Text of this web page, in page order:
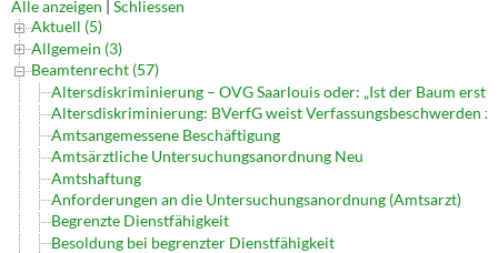
Alle anzeigen | Schliessen
Aktuell (5)
Allgemein (3)
Beamtenrecht (57)
Altersdiskriminierung – OVG Saarlouis oder: „Ist der Baum erst
Altersdiskriminierung: BVerfG weist Verfassungsbeschwerden
Amtsangemessene Beschäftigung
Amtsärztliche Untersuchungsanordnung Neu
Amtshaftung
Anforderungen an die Untersuchungsanordnung (Amtsarzt)
Begrenzte Dienstfähigkeit
Besoldung bei begrenzter Dienstfähigkeit